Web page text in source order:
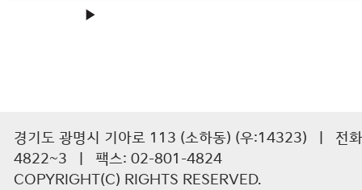
▶
경기도 광명시 기아로 113 (소하동) (우:14323) | 전
4822~3 | 팩스: 02-801-4824
COPYRIGHT(C) RIGHTS RESERVED.